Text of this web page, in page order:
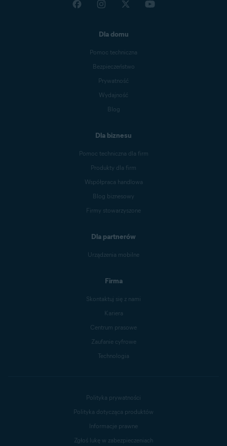
Dla domu
Pomoc techniczna
Bezpieczeństwo
Prywatność
Wydajność
Blog
Dla biznesu
Pomoc techniczna dla firm
Produkty dla firm
Współpraca handlowa
Blog biznesowy
Firmy stowarzyszone
Dla partnerów
Urządzenia mobilne
Firma
Skontaktuj się z nami
Kariera
Centrum prasowe
Zaufanie cyfrowe
Technologia
Polityka prywatności
Polityka dotycząca produktów
Informacje prawne
Zgłoś lukę w zabezpieczeniach